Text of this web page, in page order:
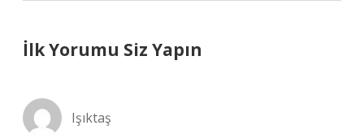
İlk Yorumu Siz Yapın
Işıktaş